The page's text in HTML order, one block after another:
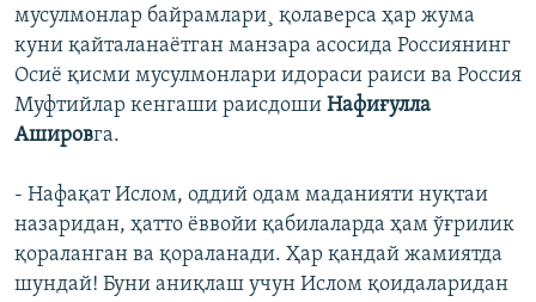
мусулмонлар байрамлари¸ қолаверса ҳар жума
куни қайталанаëтган манзара асосида Россиянинг
Осиё қисми мусулмонлари идораси раиси ва Россия
Муфтийлар кенгаши раисдоши Нафиғулла
Ашировга.
- Нафақат Ислом, оддий одам маданияти нуқтаи
назаридан, ҳатто ёввойи қабилаларда ҳам ўғрилик
қораланган ва қораланади. Ҳар қандай жамиятда
шундай! Буни аниқлаш учун Ислом қоидаларидан